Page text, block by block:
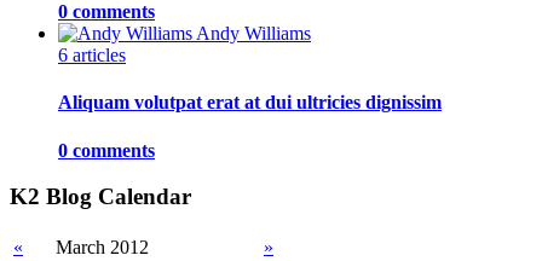
0 comments
Andy Williams
6 articles
Aliquam volutpat erat at dui ultricies dignissim
0 comments
K2 Blog Calendar
« March 2012
»